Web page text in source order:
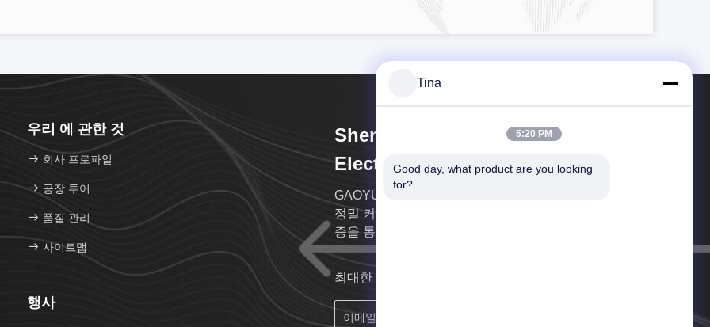
우리 에 관한 것
회사 프로파일
공장 투어
품질 관리
사이트맵
행사
Shenzhen Xietaikang Precision
Electronic Co., Ltd.
GAOYUEDA Group Co.,ltd는 1989년에 설립되었으며
정밀 커넥터 제조업체입니다. ISO9001 인증 및 SGS 인
증을 통과했습니다.
최대한 빨리 다시 연락드리겠습니다.
Tina
5:20 PM
Good day, what product are you looking
for?